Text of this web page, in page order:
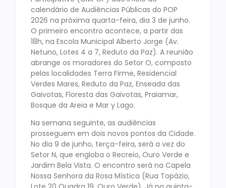
calendário de Audiências Públicas do POP
2026 na próxima quarta-feira, dia 3 de junho.
O primeiro encontro acontece, a partir das
18h, na Escola Municipal Alberto Jorge (Av.
Netuno, Lotes 4 a 7, Reduto da Paz). A reunião
abrange os moradores do Setor O, composto
pelas localidades Terra Firme, Residencial
Verdes Mares, Reduto da Paz, Enseada das
Gaivotas, Floresta das Gaivotas, Praiamar,
Bosque da Areia e Mar y Lago.
Na semana seguinte, as audiências
prosseguem em dois novos pontos da Cidade.
No dia 9 de junho, terça-feira, será a vez do
Setor N, que engloba o Recreio, Ouro Verde e
Jardim Bela Vista. O encontro será na Capela
Nossa Senhora da Rosa Mística (Rua Topázio,